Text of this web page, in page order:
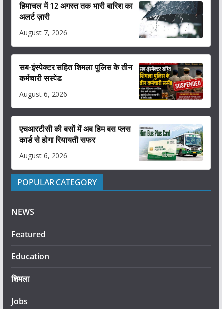
हिमाचल में 12 अगस्त तक भारी बारिश का
अलर्ट ज़ारी
August 7, 2026
सब-इंस्पेक्टर सहित शिमला पुलिस के तीन
कर्मचारी सस्पेंड
August 6, 2026
एचआरटीसी की बसों में अब हिम बस प्लस
कार्ड से होगा रियायती सफर
August 6, 2026
POPULAR CATEGORY
NEWS
Featured
Education
शिमला
Jobs